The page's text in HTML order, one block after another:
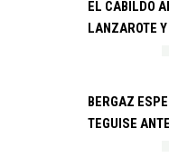
EL CABILDO
LANZAROTE
BERGAZ
TEGUISE